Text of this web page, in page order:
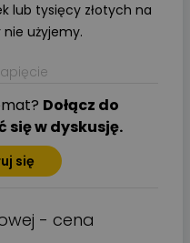
lub tysięcy złotych na
użyjemy.
Dołącz do
się w dyskusję.
się
- cena